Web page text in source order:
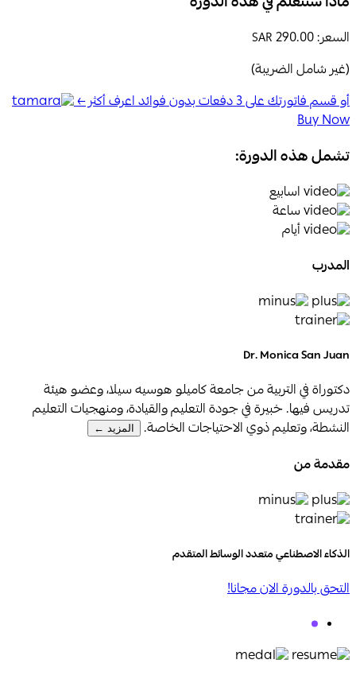
السعر: SAR 290.00
(غير شامل الضريبة)
أو قسم فاتورتك على 3 دفعات بدون فوائد اعرف أكثر ←
Buy Now
تشمل هذه الدورة:
اسابيع
ساعة
أيام
المدرب
Dr. Monica San Juan
دكتوراة في التربية من جامعة كاميلو هوسيه سيلا، وعضو هيئة
تدريس فيها. خبيرة في جودة التعليم والقيادة، ومنهجيات التعليم
النشطة، وتعليم ذوي الاحتياجات الخاصة.
المزيد ←
مقدمة من
الذكاء الاصطناعي متعدد الوسائط المتقدم
التحق بالدورة الان مجانا!